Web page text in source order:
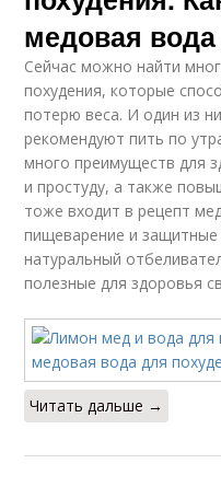
медовая
Сейчас можно найти
похудения, которые
потерю веса. И один из
рекомендуют пить по
много преимуществ для
и простуду, а также
тоже входит в рецепт
пищеварение и защитные
натуральный
полезные для здоровья
Читать дальше →